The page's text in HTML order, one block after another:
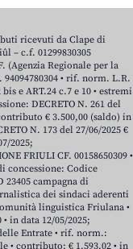
ricevuti da Clape di
– c.f. 01299830305
(Agenzia Regionale per la
• rif. norm. L.R.
e ART.24 c.7 e 10 • estremi
DECRETO N. 261 del
€ 3.500,00 (saldo) in
N. 173 del 27/06/2025 €
2025;
FRIULI CF. 00158650309 •
concessione: Codice
23405 campagna di
dei sindaci aderenti
linguistica Friulana •
in data 12/05/2025;
Entrate • rif. norm.:
• contributo: € 1.593,02 • in